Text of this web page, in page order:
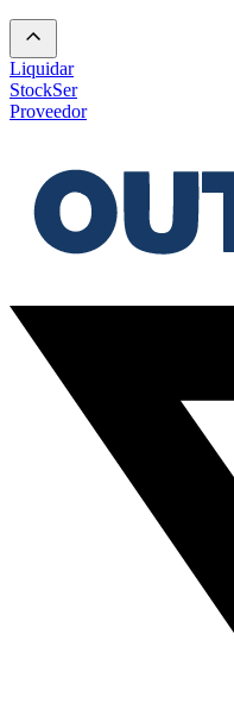
Liquidar
StockSer
Proveedor